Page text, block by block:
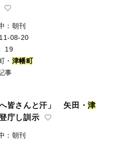
：朝刊
08-20
19
・ 津幡町
事
へ皆さんと汗」 矢田・津
庁し訓示
：朝刊